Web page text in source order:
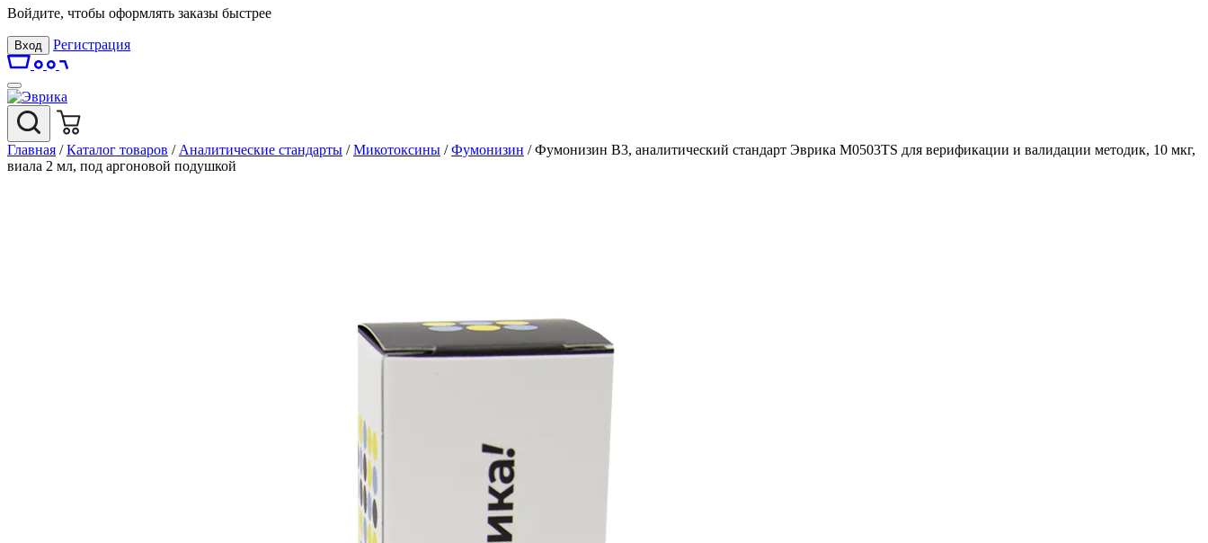
Войдите, чтобы оформлять заказы быстрее
Вход Регистрация
Главная / Каталог товаров / Аналитические стандарты / Микотоксины / Фумонизин / Фумонизин B3, аналитический стандарт Эврика M0503TS для верификации и валидации методик, 10 мкг,
виала 2 мл, под аргоновой подушкой